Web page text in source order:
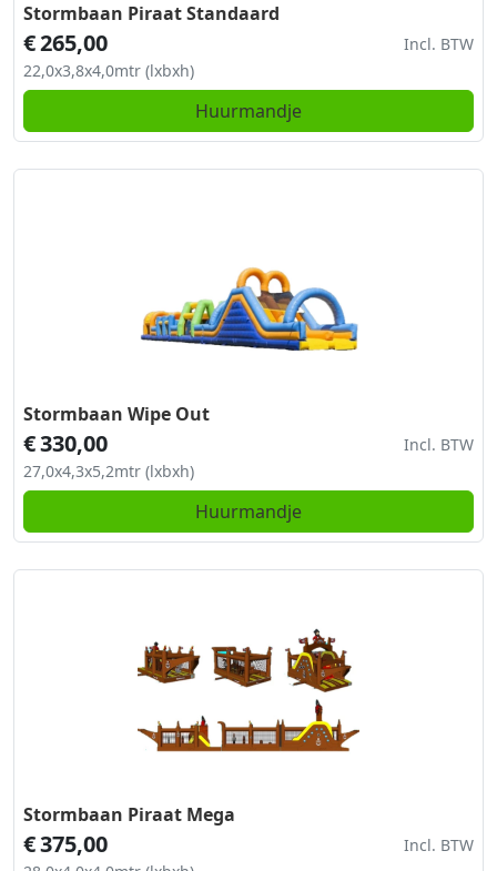
Stormbaan Piraat Standaard
€265,00
Incl. BTW
22,0x3,8x4,0mtr (lxbxh)
Huurmandje
Stormbaan Wipe Out
€330,00
Incl. BTW
27,0x4,3x5,2mtr (lxbxh)
Huurmandje
Stormbaan Piraat Mega
€375,00
Incl. BTW